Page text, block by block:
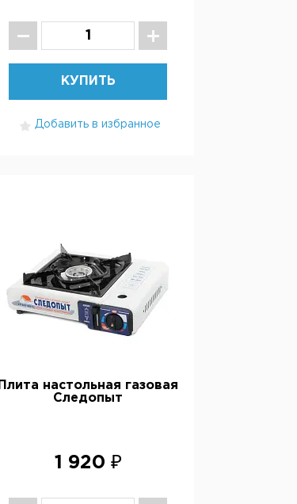
КУПИТЬ
Добавить в избранное
Плита настольная газовая
Следопыт
1 920 ₽